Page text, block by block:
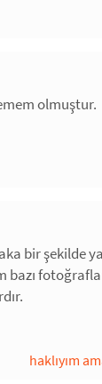
olmuştur.
bir şekilde
bazı
haklıyım